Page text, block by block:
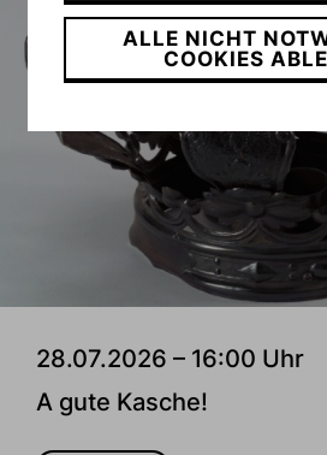
28.07.2026 – 16:00 Uhr
A gute Kasche!
ALLE NICHT
COOKIES